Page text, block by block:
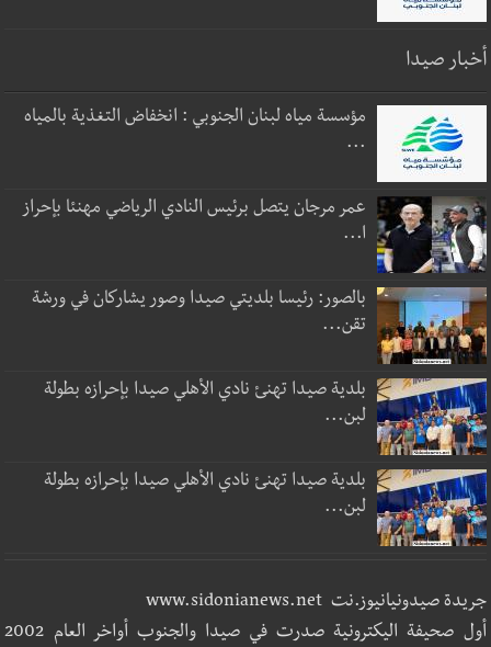
أخبار صيدا
مؤسسة مياه لبنان الجنوبي : انخفاض التغذية بالمياه
...
عمر مرجان يتصل برئيس النادي الرياضي مهنئا بإحراز
ا...
بالصور: رئيسا بلديتي صيدا وصور يشاركان في ورشة
تقن...
بلدية صيدا تهنئ نادي الأهلي صيدا بإحرازه بطولة
لبن...
بلدية صيدا تهنئ نادي الأهلي صيدا بإحرازه بطولة
لبن...
جريدة صيدونيانيوز.نت www.sidonianews.net
أول صحيفة اليكترونية صدرت في صيدا والجنوب أواخر العام 2002